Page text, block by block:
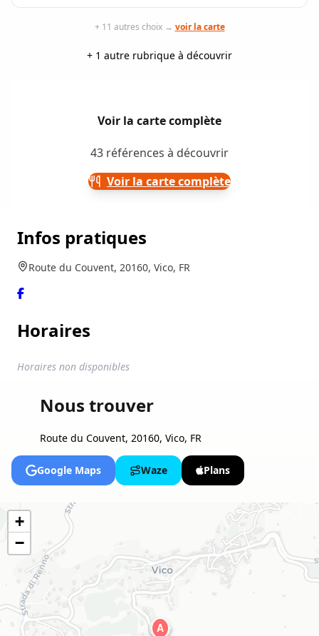
+ 11 autres choix → voir la carte
+ 1 autre rubrique à découvrir
Voir la carte complète
43 références à découvrir
Voir la carte complète
Infos pratiques
Route du Couvent, 20160, Vico, FR
Horaires
Horaires non disponibles
Nous trouver
Route du Couvent, 20160, Vico, FR
Google Maps Waze Plans
A
+
−